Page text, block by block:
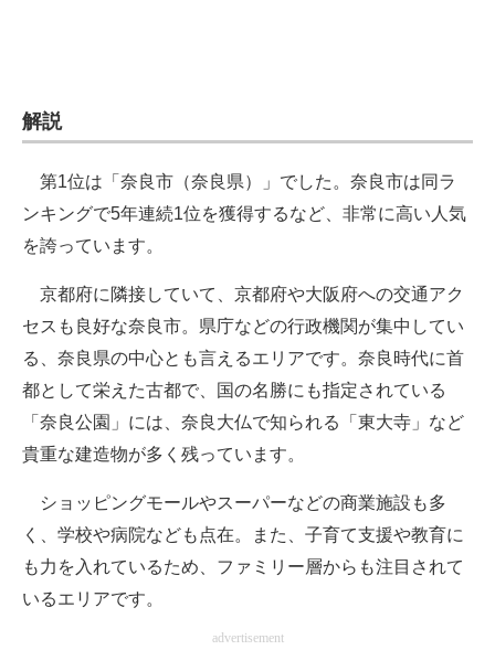
エネルギーの専門メディア
ちょっと気になるネットの話題
解説
第1位は「奈良市（奈良県）」でした。奈良市は同ラ
ンキングで5年連続1位を獲得するなど、非常に高い人気
を誇っています。
京都府に隣接していて、京都府や大阪府への交通アク
セスも良好な奈良市。県庁などの行政機関が集中してい
る、奈良県の中心とも言えるエリアです。奈良時代に首
都として栄えた古都で、国の名勝にも指定されている
「奈良公園」には、奈良大仏で知られる「東大寺」など
貴重な建造物が多く残っています。
ショッピングモールやスーパーなどの商業施設も多
く、学校や病院なども点在。また、子育て支援や教育に
も力を入れているため、ファミリー層からも注目されて
いるエリアです。
advertisement